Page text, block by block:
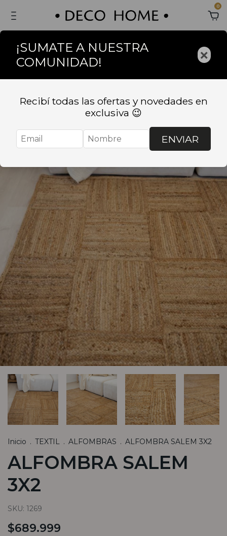
0
Inicio . TEXTIL . ALFOMBRAS . ALFOMBRA SALEM 3X2
ALFOMBRA SALEM
3X2
SKU: 1269
$689.999
¡SUMATE A NUESTRA
COMUNIDAD!
×
Recibí todas las ofertas y novedades en
exclusiva 😉
ENVIAR